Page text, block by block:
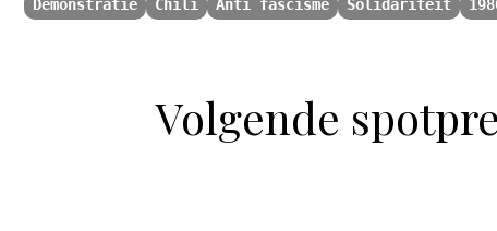
Demonstratie Chili Anti fascisme Solidariteit
Volgende